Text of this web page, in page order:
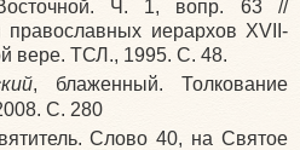
Ч. 1, вопр. 63 //
православных иерархов XVII-
вере. ТСЛ., 1995. С. 48.
, блаженный. Толкование
С. 280
Слово 40, на Святое